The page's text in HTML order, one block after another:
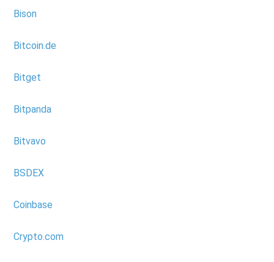
Bison
Bitcoin.de
Bitget
Bitpanda
Bitvavo
BSDEX
Coinbase
Crypto.com